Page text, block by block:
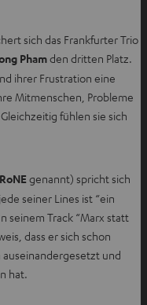
n
T
a
b
ö
n
e
n
sich das Frankfurter Trio
Phamden dritten Platz.
ihrer Frustration eine
Mitmenschen, Probleme
fühlen sie sich
genannt) spricht sich
seiner Lines ist “ein
seinem Track “Marx statt
dass er sich schon
und
hat.